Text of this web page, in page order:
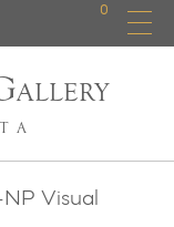
0
ALLERY
Visual